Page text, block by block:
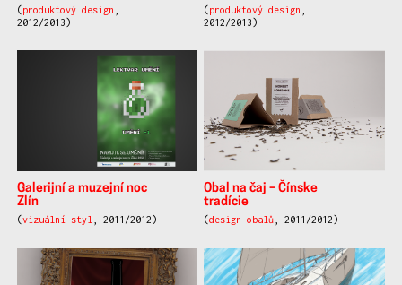
(produktový design
2012/2013)
(produktový design
2012/2013)
Galerijní a muzejní noc
Zlín
(vizuální styl , 2011/2012)
Obal na čaj – Čínske
tradície
(design obalů , 2011/2012)